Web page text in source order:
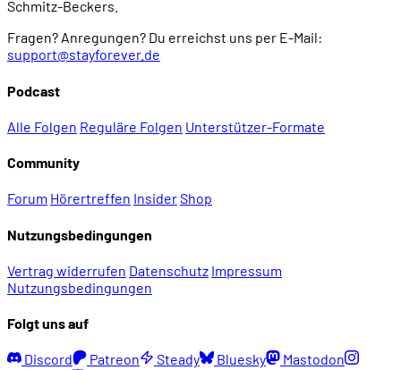
Schmitz-Beckers.
Fragen? Anregungen? Du erreichst uns per E-Mail:
support@stayforever.de
Podcast
Alle Folgen Reguläre Folgen Unterstützer-Formate
Community
Forum Hörertreffen InsiderShop
Nutzungsbedingungen
Vertrag widerrufen Datenschutz Impressum
Nutzungsbedingungen
Folgt uns auf
Discord Patreon Steady Bluesky
Mastodon